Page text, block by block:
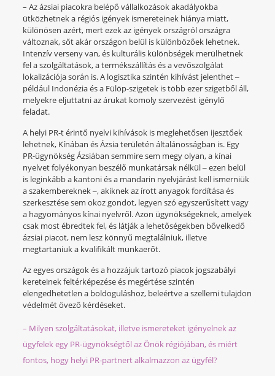
– Az ázsiai piacokra belépő vállalkozások akadályokba
ütközhetnek a régiós igények ismereteinek hiánya miatt,
különösen azért, mert ezek az igények országról országra
változnak, sőt akár országon belül is különbözőek lehetnek.
Intenzív verseny van, és kulturális különbségek merülhetnek
fel a szolgáltatások, a termékszállítás és a vevőszolgálat
lokalizációja során is. A logisztika szintén kihívást jelenthet ‒
például Indonézia és a Fülöp-szigetek is több ezer szigetből áll,
melyekre eljuttatni az árukat komoly szervezést igénylő
feladat.
A helyi PR-t érintő nyelvi kihívások is meglehetősen ijesztőek
lehetnek, Kínában és Ázsia területén általánosságban is. Egy
PR-ügynökség Ázsiában semmire sem megy olyan, a kínai
nyelvet folyékonyan beszélő munkatársak nélkül ‒ ezen belül
is leginkább a kantoni és a mandarin nyelvjárást kell ismerniük
a szakembereknek ‒, akiknek az írott anyagok fordítása és
szerkesztése sem okoz gondot, legyen szó egyszerűsített vagy
a hagyományos kínai nyelvről. Azon ügynökségeknek, amelyek
csak most ébredtek fel, és látják a lehetőségekben bővelkedő
ázsiai piacot, nem lesz könnyű megtalálniuk, illetve
megtartaniuk a kvalifikált munkaerőt.
Az egyes országok és a hozzájuk tartozó piacok jogszabályi
kereteinek feltérképezése és megértése szintén
elengedhetetlen a boldoguláshoz, beleértve a szellemi tulajdon
védelmét övező kérdéseket.
– Milyen szolgáltatásokat, illetve ismereteket igényelnek az
ügyfelek egy PR-ügynökségtől az Önök régiójában, és miért
fontos, hogy helyi PR-partnert alkalmazzon az ügyfél?